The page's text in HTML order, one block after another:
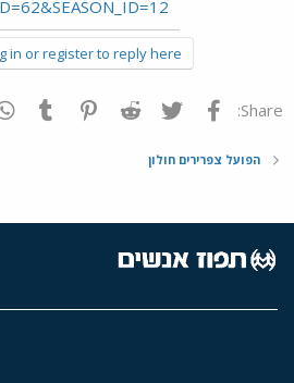
in or register to reply here.
Share: פייסבוק Twitter
Reddit
Pinterest
הפועל צפרירים חולון